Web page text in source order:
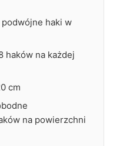
haki w
haków na każdej
cm
na powierzchni